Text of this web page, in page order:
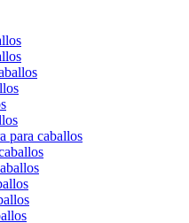
para caballos